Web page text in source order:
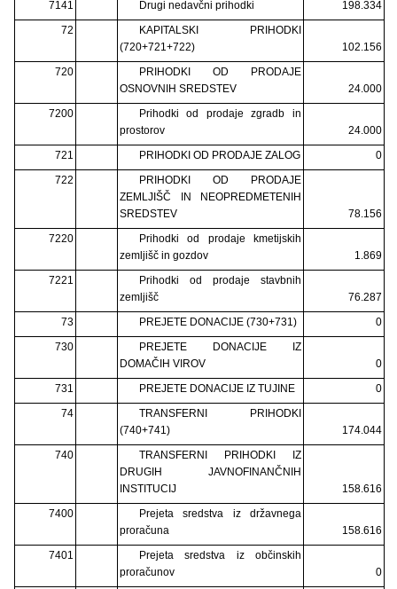
7141 Drugi nedavčni prihodki
198.334
72
KAPITALSKI PRIHODKI
(720+721+722)
102.156
720
PRIHODKI OD PRODAJE
OSNOVNIH SREDSTEV
24.000
7200
Prihodki od prodaje zgradb in
prostorov
24.000
721
PRIHODKI OD PRODAJE ZALOG
0
722
PRIHODKI OD PRODAJE
ZEMLJIŠČ IN NEOPREDMETENIH
SREDSTEV
78.156
7220
Prihodki od prodaje kmetijskih
zemljišč in gozdov
1.869
7221
Prihodki od prodaje stavbnih
zemljišč
76.287
73
PREJETE DONACIJE (730+731)
0
730
PREJETE DONACIJE IZ
DOMAČIH VIROV
0
731
PREJETE DONACIJE IZ TUJINE
0
74
TRANSFERNI PRIHODKI
(740+741)
174.044
740
TRANSFERNI PRIHODKI IZ
DRUGIH JAVNOFINANČNIH
INSTITUCIJ
158.616
7400
Prejeta sredstva iz državnega
proračuna
158.616
7401
Prejeta sredstva iz občinskih
proračunov
0